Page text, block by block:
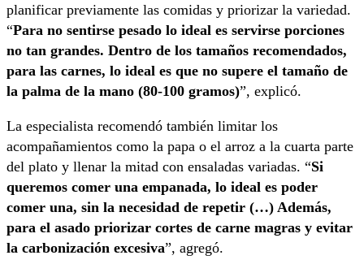
planificar previamente las comidas y priorizar la variedad.
“Para no sentirse pesado lo ideal es servirse porciones
no tan grandes. Dentro de los tamaños recomendados,
para las carnes, lo ideal es que no supere el tamaño de
la palma de la mano (80-100 gramos)”, explicó.
La especialista recomendó también limitar los
acompañamientos como la papa o el arroz a la cuarta parte
del plato y llenar la mitad con ensaladas variadas. “Si
queremos comer una empanada, lo ideal es poder
comer una, sin la necesidad de repetir (…) Además,
para el asado priorizar cortes de carne magras y evitar
la carbonización excesiva”, agregó.